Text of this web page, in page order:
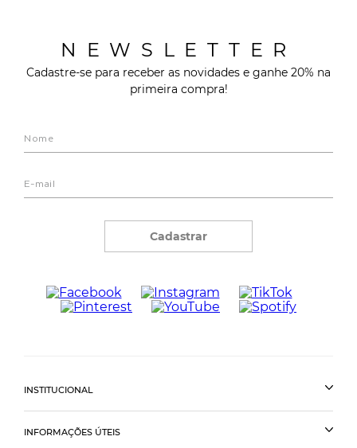
NEWSLETTER
Cadastre-se para receber as novidades e ganhe 20% na
primeira compra!
Cadastrar
INSTITUCIONAL
INFORMAÇÕES ÚTEIS